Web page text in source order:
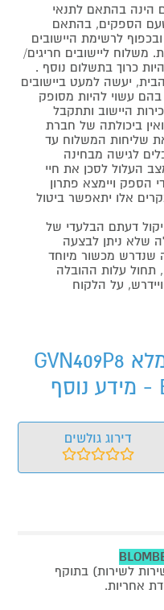
הינה בהתאם לתנאי
הספקים, בהתאם
לרשימת היישובים
ליישובים חריגים/
כרוך בתשלום נוסף .
יעשה למעט ביישובים
בהם עשוי להיות מסופק
היישוב ותתקבל
ביכולתה של חברת
שליחות המשלוח עד
לגישה מבחינה
העלול לסכן את חיי
הספק ויימצא פתרון
אלו יתאפשר ביטול
דעתם הבלעדי של
שלא ניתן לבצעה
שנדרש מכשור מיוחד
תחול עלות ההובלה
על הלקוח
מדיח כלים אינטגרלי מלא GVN409P8
דירוג גולשים
ישירות לשירות) בתוקף